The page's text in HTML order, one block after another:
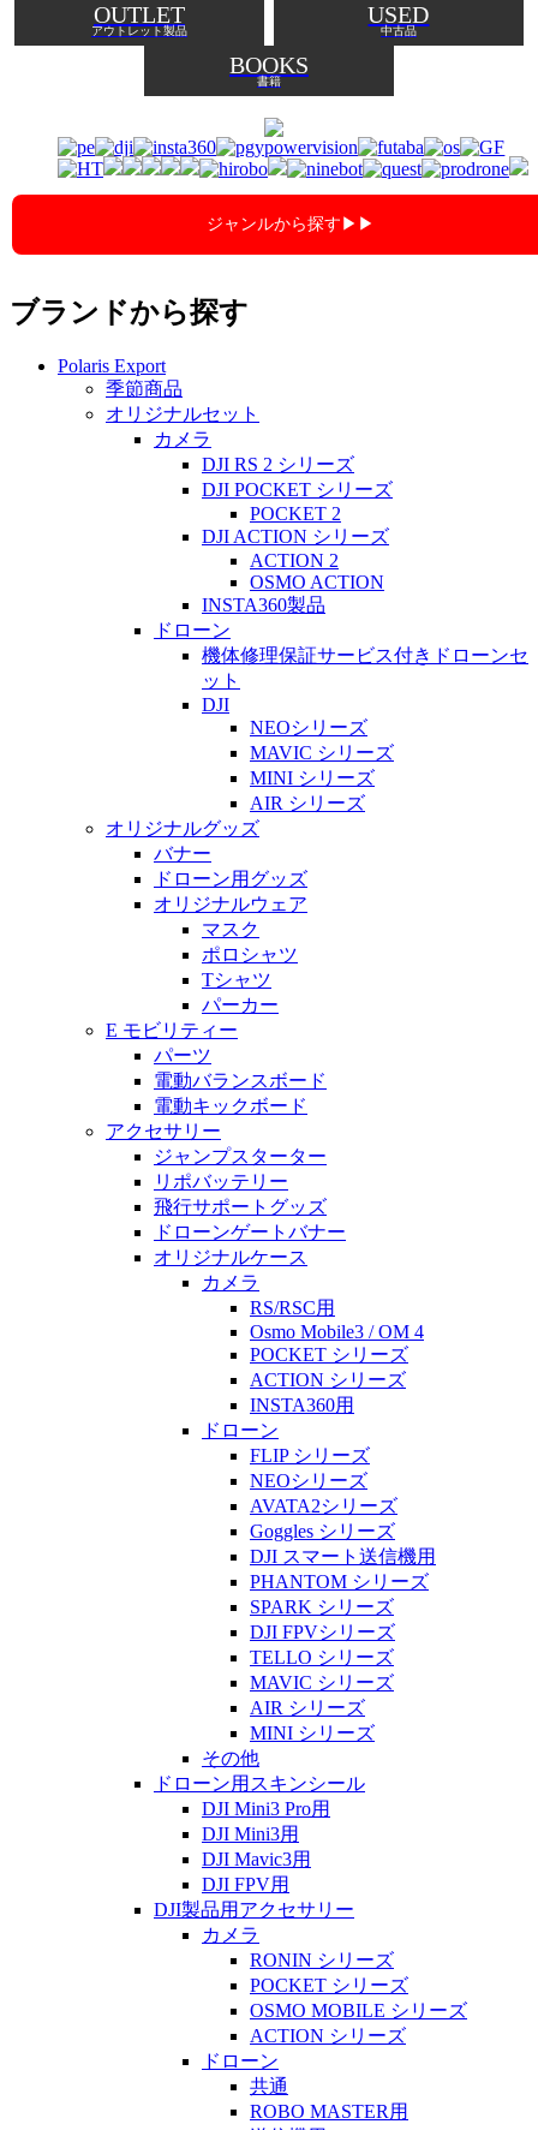
OUTLET
アウトレット製品
USED
中古品
BOOKS
書籍
ジャンルから探す▶︎▶︎
ブランドから探す
Polaris Export
季節商品
オリジナルセット
カメラ
DJI RS 2 シリーズ
DJI POCKET シリーズ
POCKET 2
DJI ACTION シリーズ
ACTION 2
OSMO ACTION
INSTA360製品
ドローン
機体修理保証サービス付きドローンセ
ット
DJI
NEOシリーズ
MAVIC シリーズ
MINI シリーズ
AIR シリーズ
オリジナルグッズ
バナー
ドローン用グッズ
オリジナルウェア
マスク
ポロシャツ
Tシャツ
パーカー
E モビリティー
パーツ
電動バランスボード
電動キックボード
アクセサリー
ジャンプスターター
リポバッテリー
飛行サポートグッズ
ドローンゲートバナー
オリジナルケース
カメラ
RS/RSC用
Osmo Mobile3 / OM 4
POCKET シリーズ
ACTION シリーズ
INSTA360用
ドローン
FLIP シリーズ
NEOシリーズ
AVATA2シリーズ
Goggles シリーズ
DJI スマート送信機用
PHANTOM シリーズ
SPARK シリーズ
DJI FPVシリーズ
TELLO シリーズ
MAVIC シリーズ
AIR シリーズ
MINI シリーズ
その他
ドローン用スキンシール
DJI Mini3 Pro用
DJI Mini3用
DJI Mavic3用
DJI FPV用
DJI製品用アクセサリー
カメラ
RONIN シリーズ
POCKET シリーズ
OSMO MOBILE シリーズ
ACTION シリーズ
ドローン
共通
ROBO MASTER用